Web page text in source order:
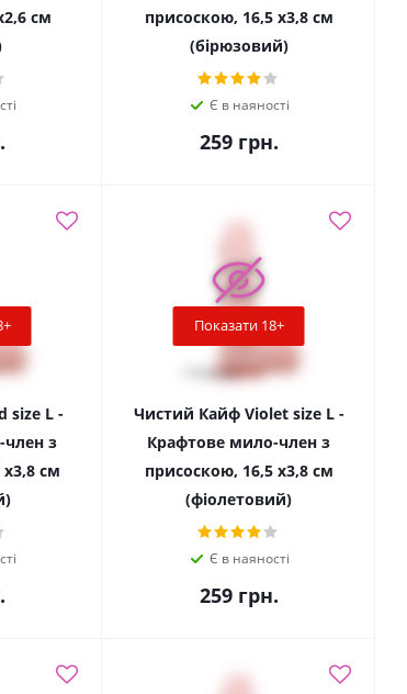
см
присоскою, 16,5 х3,8 см
(бірюзовий)
Є в наяності
259грн.
size L -
з
см
Показати 18+
Чистий Кайф Violet size L -
Крафтове мило-член з
присоскою, 16,5 х3,8 см
(фіолетовий)
Є в наяності
259грн.